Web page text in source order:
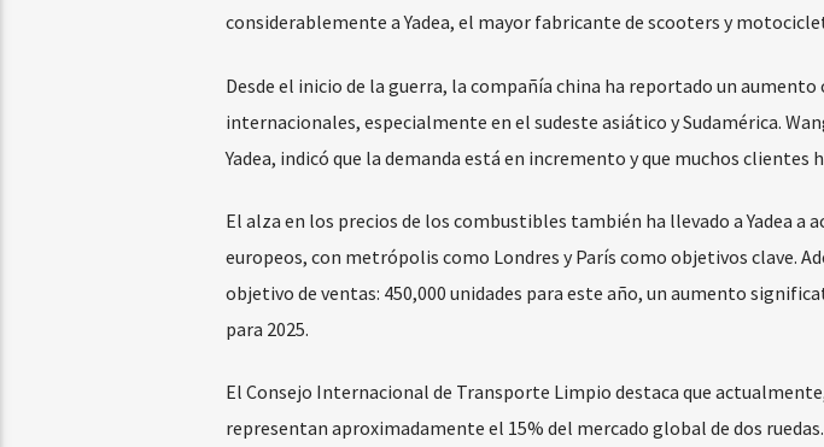
considerablemente a Yadea, el mayor fabricante de scooters y
Desde el inicio de la guerra, la compañía china ha reportado un aumento
internacionales, especialmente en el sudeste asiático y Sudamérica.
Yadea, indicó que la demanda está en incremento y que muchos clientes
El alza en los precios de los combustibles también ha llevado a Yadea a
europeos, con metrópolis como Londres y París como objetivos clave.
objetivo de ventas: 450,000 unidades para este año, un aumento
para 2025.
El Consejo Internacional de Transporte Limpio destaca que
representan aproximadamente el 15% del mercado global de dos